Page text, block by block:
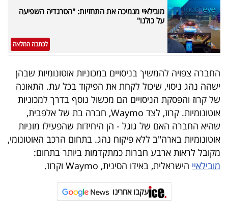
באייס
עקבו
אחרינו:
מובילאיי מנמיכה את התחזיות: "הטרגדיה השפיעה
על כולנו"
לכתבה המלאה
החברה צפויה להמשיך בניסויים במכוניות אוטונומיות שבהן
ישהה נהג ניסוי, שיכול לקחת את הפיקוד בכל עת. התאונה
של קרוז והפסקת הניסויים הם מכשול נוסף בדרך למכוניות
אוטונומיות. קרוז, לצד Waymo, חברה בת של אלפבית,
שהיא החברה האם של גוגל - הן היחידות שהפעילו מוניות
אוטונומיות בארה"ב ללא פיקוח נהג. בתחום הרכב האוטונומי,
מקובל לראות ארבע חברות כמתקדמות ביותר בתחום:
מובילאיי הישראלית, באידו הסינית, Waymo וקרוז.
עקבו אחרינו